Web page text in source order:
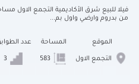
من بدروم وارضي واول بم...
الموقع
التجمع الاول
المساحة عدد